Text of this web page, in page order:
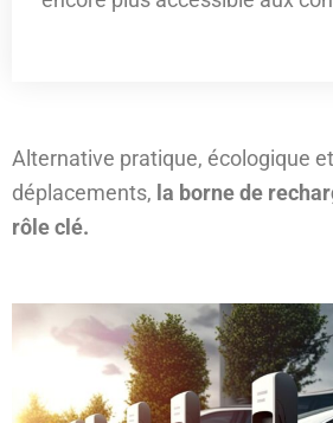
Alternative pratique, écologique
déplacements, la borne de
rôle clé.